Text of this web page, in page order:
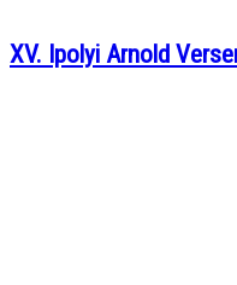
XV. Ipolyi Arnold